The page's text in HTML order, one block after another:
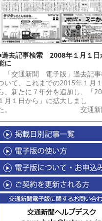
過去記事検索 2008年１月１日
に
「交通新聞 電子版」過去記事
いて、これまでの2015年１月
、新たに７年分を追加し、「
月１日から」に拡大しまし
。 交通新聞